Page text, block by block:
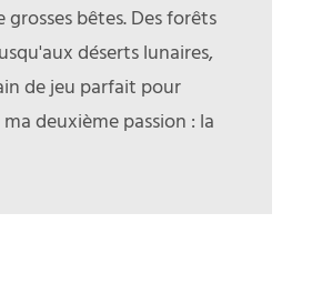
bêtes. Des forêts
déserts lunaires,
de jeu parfait pour
deuxième passion : la